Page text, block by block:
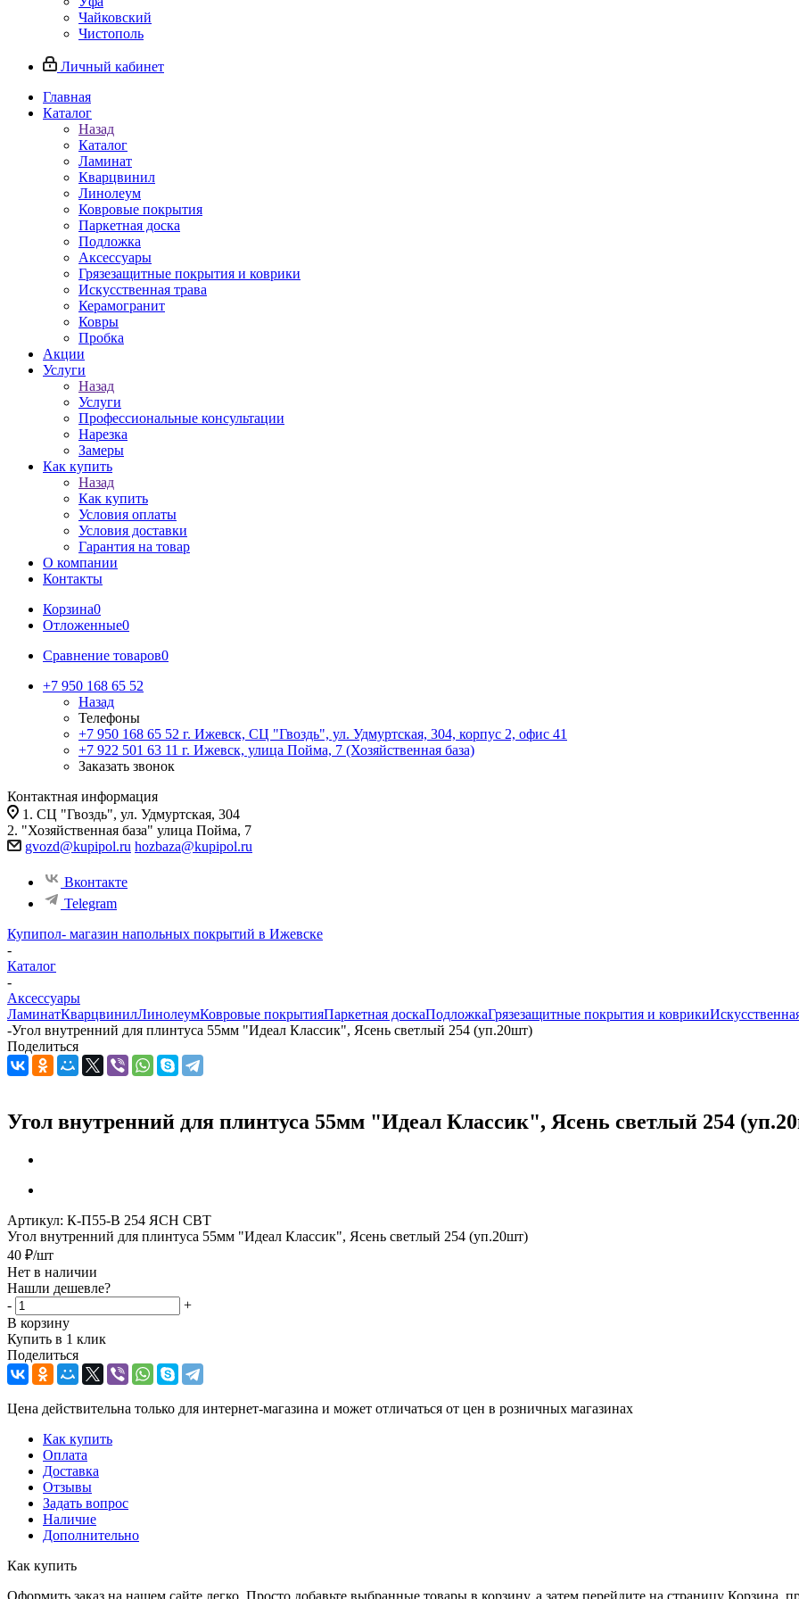
Чайковский
Чистополь
Личный кабинет
Главная
Каталог
Назад
Каталог
Ламинат
Кварцвинил
Линолеум
Ковровые покрытия
Паркетная доска
Подложка
Аксессуары
Грязезащитные покрытия и коврики
Искусственная трава
Керамогранит
Ковры
Пробка
Акции
Услуги
Назад
Услуги
Профессиональные консультации
Нарезка
Замеры
Как купить
Назад
Как купить
Условия оплаты
Условия доставки
Гарантия на товар
О компании
Контакты
Корзина0
Отложенные0
Сравнение товаров0
+7 950 168 65 52
Назад
Телефоны
+7 950 168 65 52 г. Ижевск, СЦ "Гвоздь", ул. Удмуртская, 304, корпус 2, офис 41
+7 922 501 63 11 г. Ижевск, улица Пойма, 7 (Хозяйственная база)
Заказать звонок
Контактная информация
1. СЦ "Гвоздь", ул. Удмуртская, 304
2. "Хозяйственная база" улица Пойма, 7
gvozd@kupipol.ru hozbaza@kupipol.ru
Вконтакте
Telegram
Купипол- магазин напольных покрытий в Ижевске
-
Каталог
-
Аксессуары
ЛаминатКварцвинилЛинолеумКовровые покрытияПаркетная доскаПодложкаГрязезащитные покрытия и коврики
-Угол внутренний для плинтуса 55мм "Идеал Классик", Ясень светлый 254 (уп.20шт)
Поделиться
Угол внутренний для плинтуса 55мм "Идеал Классик", Ясень светлый 254
Артикул: К-П55-В 254 ЯСН СВТ
Угол внутренний для плинтуса 55мм "Идеал Классик", Ясень светлый 254 (уп.20шт)
40 ₽/шт
Нет в наличии
Нашли дешевле?
-
+
В корзину
Купить в 1 клик
Поделиться
Цена действительна только для интернет-магазина и может отличаться от цен в розничных магазинах
Как купить
Оплата
Доставка
Отзывы
Задать вопрос
Наличие
Дополнительно
Как купить
Оформить заказ на нашем сайте легко. Просто добавьте выбранные товары в корзину, а затем перейдите на страницу Корзина,